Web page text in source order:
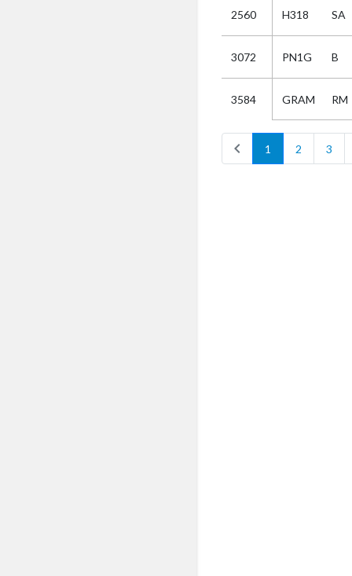
2560 H318 SA
3072 PN1G B
3584 GRAM RM
chevron_left 1 2 3